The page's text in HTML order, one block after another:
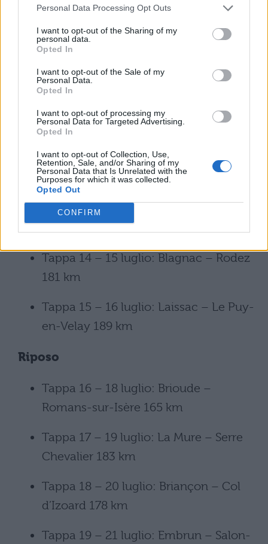
Personal Data Processing Opt Outs
I want to opt-out of the Sharing of my
personal data.
Opted In
I want to opt-out of the Sale of my
Personal Data.
Opted In
I want to opt-out of processing my
Personal Data for Targeted Advertising.
Opted In
I want to opt-out of Collection, Use,
Retention, Sale, and/or Sharing of my
Personal Data that Is Unrelated with the
Purposes for which it was collected.
Opted Out
CONFIRM
Riposo
Bergerac 178 km
Tappa 11 – 12 luglio: Eymet – Pau 202
km
Tappa 12 – 13 luglio: Pau – Peyragudes
214 km
Tappa 13 – 14 luglio: Saint-Girons –
Foix 100 km
Tappa 14 – 15 luglio: Blagnac – Rodez
181 km
Tappa 15 – 16 luglio: Laissac – Le Puy-
en-Velay 189 km
Riposo
Tappa 16 – 18 luglio: Brioude –
Romans-sur-Isère 165 km
Tappa 17 – 19 luglio: La Mure – Serre
Chevalier 183 km
Tappa 18 – 20 luglio: Briançon – Col
d’Izoard 178 km
Tappa 19 – 21 luglio: Embrun – Salon-